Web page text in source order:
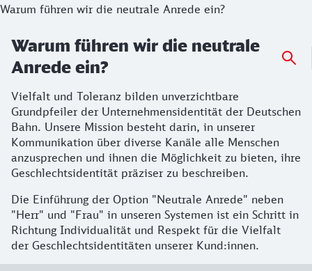
Warum führen wir die neutrale Anrede ein?
Warum führen wir die neutrale
Anrede ein?
Vielfalt und Toleranz bilden unverzichtbare
Grundpfeiler der Unternehmensidentität der Deutschen
Bahn. Unsere Mission besteht darin, in unserer
Kommunikation über diverse Kanäle alle Menschen
anzusprechen und ihnen die Möglichkeit zu bieten, ihre
Geschlechtsidentität präziser zu beschreiben.
Die Einführung der Option "Neutrale Anrede" neben
"Herr" und "Frau" in unseren Systemen ist ein Schritt in
Richtung Individualität und Respekt für die Vielfalt
der Geschlechtsidentitäten unserer Kund:innen.